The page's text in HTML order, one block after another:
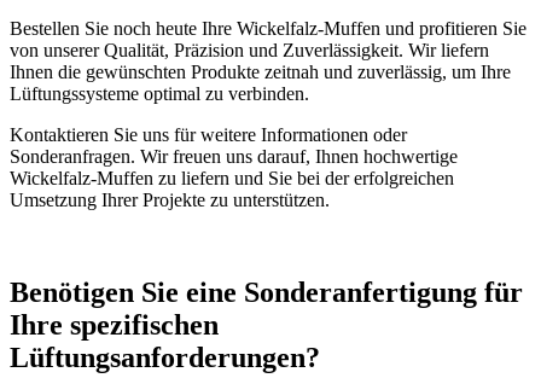
Bestellen Sie noch heute Ihre Wickelfalz-Muffen und profitieren Sie
von unserer Qualität, Präzision und Zuverlässigkeit. Wir liefern
Ihnen die gewünschten Produkte zeitnah und zuverlässig, um Ihre
Lüftungssysteme optimal zu verbinden.
Kontaktieren Sie uns für weitere Informationen oder
Sonderanfragen. Wir freuen uns darauf, Ihnen hochwertige
Wickelfalz-Muffen zu liefern und Sie bei der erfolgreichen
Umsetzung Ihrer Projekte zu unterstützen.
Benötigen Sie eine Sonderanfertigung für
Ihre spezifischen
Lüftungsanforderungen?